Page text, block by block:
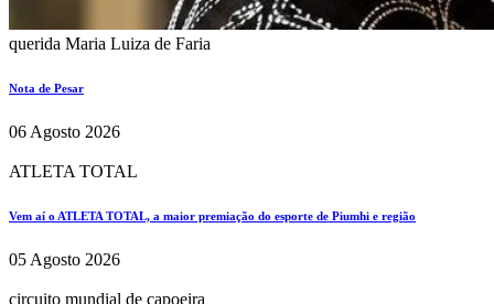
querida Maria Luiza de Faria
Nota de Pesar
06 Agosto 2026
ATLETA TOTAL
Vem aí o ATLETA TOTAL, a maior premiação do esporte de Piumhi e região
05 Agosto 2026
circuito mundial de capoeira